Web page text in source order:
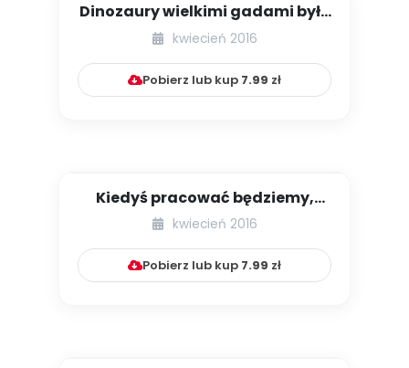
Dinozaury wielkimi gadami były
– czy wiesz, gdzie i kie...
kwiecień 2016
Pobierz lub kup 7.99 zł
Kiedyś pracować będziemy,
więc zawody poznajemy [PNP –...
kwiecień 2016
Pobierz lub kup 7.99 zł